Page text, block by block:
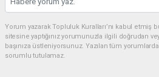
Yorum yazarak Topluluk Kuralları’nı kabul
sitesine yaptığınız yorumunuzla ilgili doğrudan
başınıza üstleniyorsunuz. Yazılan tüm
sorumlu tutulamaz.